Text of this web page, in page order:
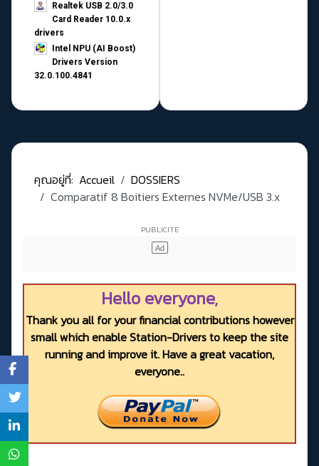
Realtek USB 2.0/3.0
Card Reader 10.0.x
drivers
Intel NPU (AI Boost)
Drivers Version
32.0.100.4841
คุณอยู่ที่: Accueil
DOSSIERS
Comparatif 8 Boitiers Externes NVMe/USB 3.x
Hello everyone,
Thank you all for your financial contributions however
small which enable Station-Drivers to keep the site
running and improve it. Have a great vacation,
everyone..